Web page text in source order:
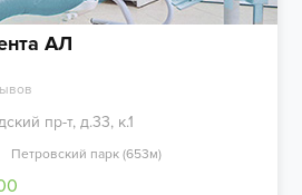
АЛ
пр-т, д.33, к.1
Петровский парк (653м)